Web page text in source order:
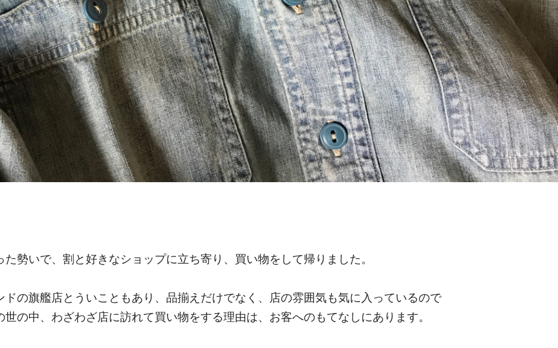
勢いで、割と好きなショップに立ち寄り、買い物をして帰りました。
ドの旗艦店とういこともあり、品揃えだけでなく、店の雰囲気も気に入っているので
の中、わざわざ店に訪れて買い物をする理由は、お客へのもてなしにあります。